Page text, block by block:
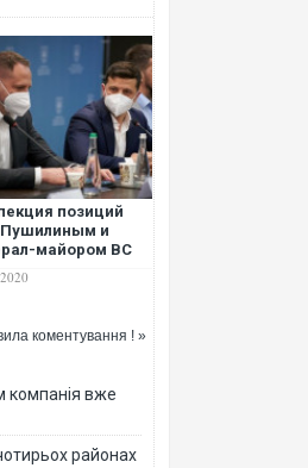
позиций
и
майором ВС
в
Шумов
коментування ! »
компанія вже
районах